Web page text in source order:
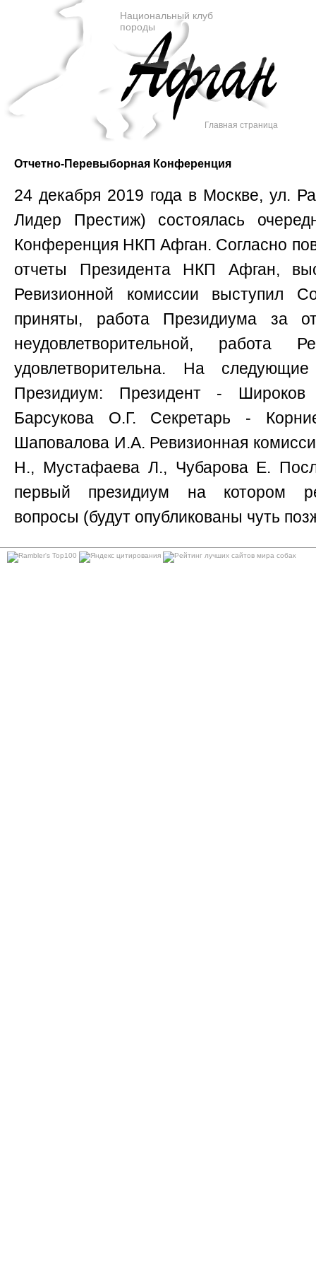
Национальный клуб
породы
Главная страница
Отчетно-Перевыборная Конференция
24 декабря 2019 года в Москве, ул.
Лидер Престиж) состоялась
Конференция НКП Афган. Согласно
отчеты Президента НКП Афган,
Ревизионной комиссии выступил
приняты, работа Президиума за
неудовлетворительной, работа
удовлетворительна. На
Президиум: Президент -
Барсукова О.Г. Секретарь -
Шаповалова И.А. Ревизионная
Н., Мустафаева Л., Чубарова Е.
первый президиум на котором
вопросы (будут опубликованы чуть